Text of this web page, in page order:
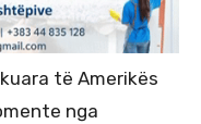
të Amerikës
nga